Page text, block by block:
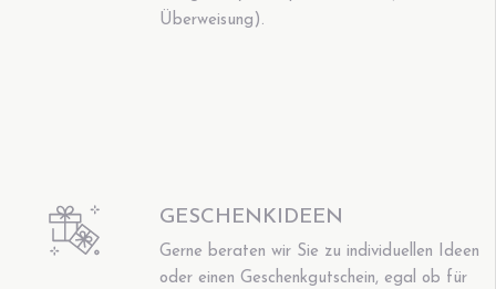
Überweisung).
GESCHENKIDEEN
Gerne beraten wir Sie zu individuellen Ideen
oder einen Geschenkgutschein, egal ob für